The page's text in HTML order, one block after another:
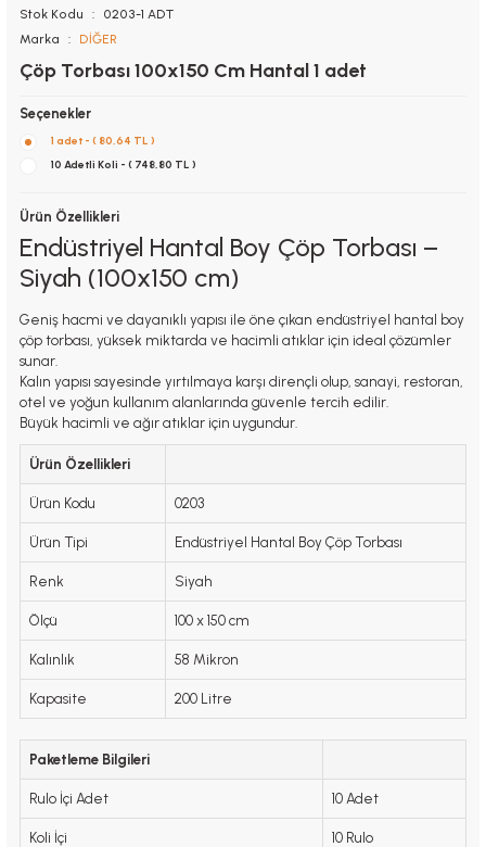
Stok Kodu
0203-1 ADT
Marka
DİĞER
Çöp Torbası 100x150 Cm Hantal 1 adet
Seçenekler
1 adet - ( 80,64 TL )
10 Adetli Koli - ( 748,80 TL )
Ürün Özellikleri
Endüstriyel Hantal Boy Çöp Torbası –
Siyah (100x150 cm)
Geniş hacmi ve dayanıklı yapısı ile öne çıkan endüstriyel hantal boy
çöp torbası, yüksek miktarda ve hacimli atıklar için ideal çözümler
sunar.
Kalın yapısı sayesinde yırtılmaya karşı dirençli olup, sanayi, restoran,
otel ve yoğun kullanım alanlarında güvenle tercih edilir.
Büyük hacimli ve ağır atıklar için uygundur.
Ürün Özellikleri
Ürün Kodu 0203
Ürün Tipi Endüstriyel Hantal Boy Çöp Torbası
Renk Siyah
Ölçü 100 x 150 cm
Kalınlık 58 Mikron
Kapasite 200 Litre
Paketleme Bilgileri
Rulo İçi Adet 10 Adet
Koli İçi 10 Rulo